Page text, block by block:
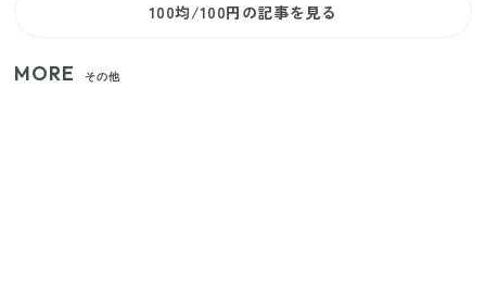
100均/100円の記事を見る
MORE その他